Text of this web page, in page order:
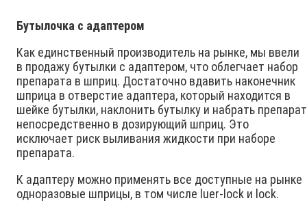
Бутылочка с адаптером
Как единственный производитель на рынке, мы ввели
в продажу бутылки с адаптером, что облегчает набор
препарата в шприц. Достаточно вдавить наконечник
шприца в отверстие адаптера, который находится в
шейке бутылки, наклонить бутылку и набрать препарат
непосредственно в дозирующий шприц. Это
исключает риск выливания жидкости при наборе
препарата.
К адаптеру можно применять все доступные на рынке
одноразовые шприцы, в том числе luer-lock и lock.